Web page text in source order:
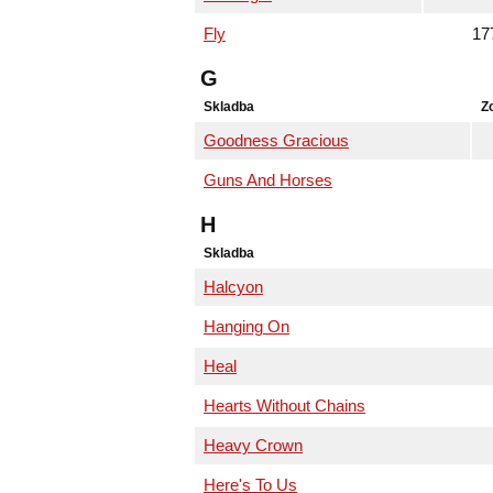
Fly
G
Skladba
Goodness Gracious
Guns And Horses
H
Skladba
Halcyon
Hanging On
Heal
Hearts Without Chains
Heavy Crown
Here's To Us